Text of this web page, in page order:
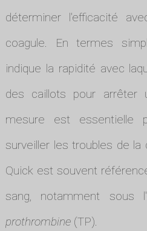
déterminer l'efficacité
coagule. En termes
indique la rapidité avec
des caillots pour arrêter
mesure est essentielle
surveiller les troubles de la
Quick est souvent
sang, notamment sous
prothrombine(TP).